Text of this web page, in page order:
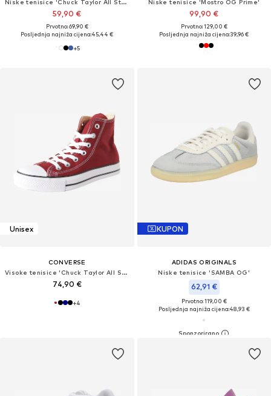
Niske tenisice 'Chuck Taylor All Star Classic'
59,90 €
Prvotno: 69,90 €
Posljednja najniža cijena:45,44 €
+5
Niske tenisice 'Mostro OG Prime'
99,90 €
Prvotno: 129,00 €
Posljednja najniža cijena:39,96 €
Unisex
CONVERSE
Visoke tenisice 'Chuck Taylor All Star'
74,90 €
+4
KUPON
ADIDAS ORIGINALS
Niske tenisice 'SAMBA OG'
62,91 €
Prvotno: 119,00 €
Posljednja najniža cijena:48,93 €